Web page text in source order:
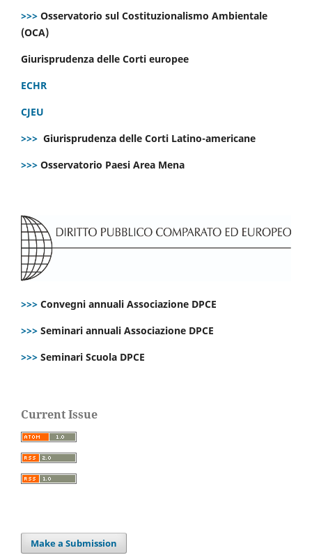
>>> Osservatorio sul Costituzionalismo Ambientale
(OCA)
Giurisprudenza delle Corti europee
ECHR
CJEU
>>> Giurisprudenza delle Corti Latino-americane
>>> Osservatorio Paesi Area Mena
>>> Convegni annuali Associazione DPCE
>>> Seminari annuali Associazione DPCE
>>> Seminari Scuola DPCE
Current Issue
Make a Submission